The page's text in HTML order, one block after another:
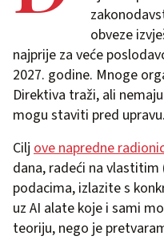
obveze
najprije za veće
2027. godine. Mnoge
Direktiva traži, ali
mogu staviti pred upravu.
Cilj ove napredne
dana, radeći na
podacima, izlazite s
uz AI alate koje i sami
teoriju, nego je